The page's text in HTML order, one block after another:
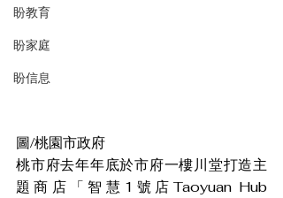
盼教育
盼家庭
盼信息
圖/桃園市政府
桃市府去年年底於市府一樓川堂打造主
題商店「智慧1號店Taoyuan Hub